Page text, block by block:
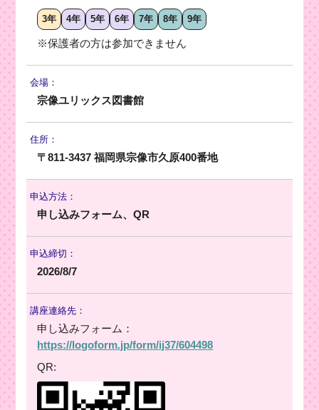
3年 4年 5年 6年 7年 8年 9年
※保護者の方は参加できません
会場：
宗像ユリックス図書館
住所：
〒811-3437 福岡県宗像市久原400番地
申込方法：
申し込みフォーム、QR
申込締切：
2026/8/7
講座連絡先：
申し込みフォーム：
https://logoform.jp/form/ij37/604498
QR: